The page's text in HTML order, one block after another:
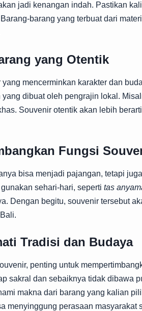
jadi kenangan indah. Pastikan
barang yang terbuat dari
yang Otentik
mencerminkan karakter dan
yang dibuat oleh pengrajin lokal.
Souvenir otentik akan lebih
Fungsi
bisa menjadi pajangan, tetapi
sehari-hari, seperti tas
Dengan begitu, souvenir tersebut
Tradisi dan Budaya
penting untuk
sakral dan sebaiknya tidak dibawa
makna dari barang yang kalian
menyinggung perasaan masyarakat